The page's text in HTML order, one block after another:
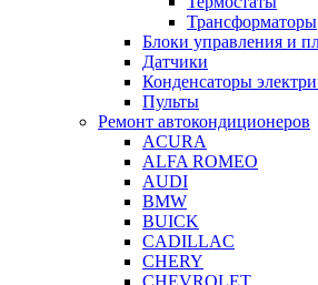
Трансформаторы
Блоки управления и
Датчики
Конденсаторы
Пульты
Ремонт автокондиционеров
ACURA
ALFA ROMEO
AUDI
BMW
BUICK
CADILLAC
CHERY
CHEVROLET